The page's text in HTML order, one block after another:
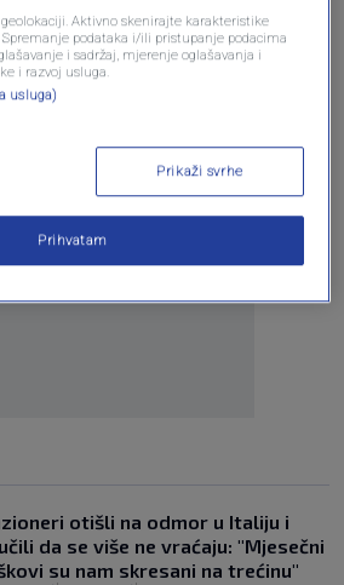
Oglas
otišli na odmor u Italiju i
da se više ne vraćaju: "Mjesečni
su nam skresani na trećinu"
Aktivno skenirajte karakteristike
podataka i/ili pristupanje podacima
i sadržaj, mjerenje oglašavanja i
i razvoj usluga.
usluga)
Prikaži svrhe
Prihvatam